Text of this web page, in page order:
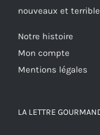
nouveaux et
Notre histoire
Mon compte
Mentions légales
LA LETTRE